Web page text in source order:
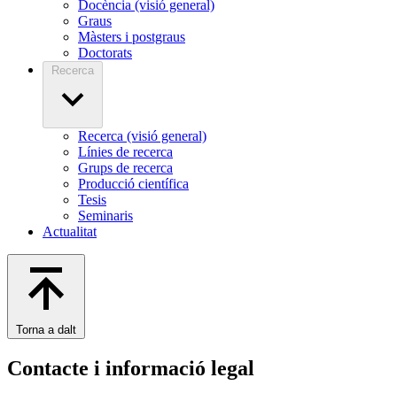
Docència (visió general)
Graus
Màsters i postgraus
Doctorats
Recerca
Recerca (visió general)
Línies de recerca
Grups de recerca
Producció científica
Tesis
Seminaris
Actualitat
Torna a dalt
Contacte i informació legal